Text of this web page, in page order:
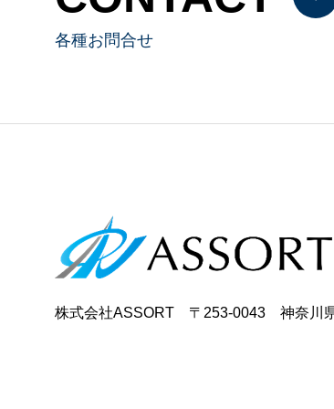
各種お問合せ
株式会社ASSORT 〒253-0043 神奈川